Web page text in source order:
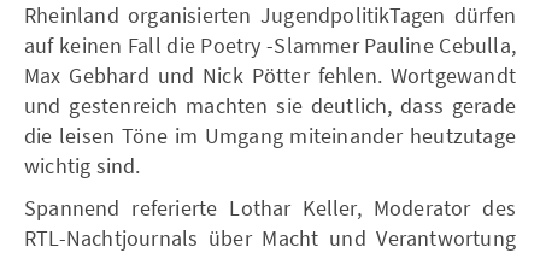
Rheinland organisierten JugendpolitikTagen dürfen
auf keinen Fall die Poetry -Slammer Pauline Cebulla,
Max Gebhard und Nick Pötter fehlen. Wortgewandt
und gestenreich machten sie deutlich, dass gerade
die leisen Töne im Umgang miteinander heutzutage
wichtig sind.
Spannend referierte Lothar Keller, Moderator des
RTL-Nachtjournals über Macht und Verantwortung